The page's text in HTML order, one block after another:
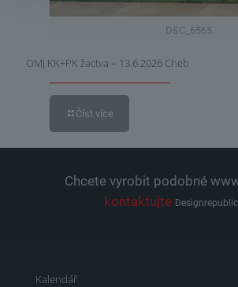
DSC_6565
OMJ KK+PK žactva – 13.6.2026 Cheb
Číst více
Chcete vyrobit podobné
kontaktujte
Kalendář